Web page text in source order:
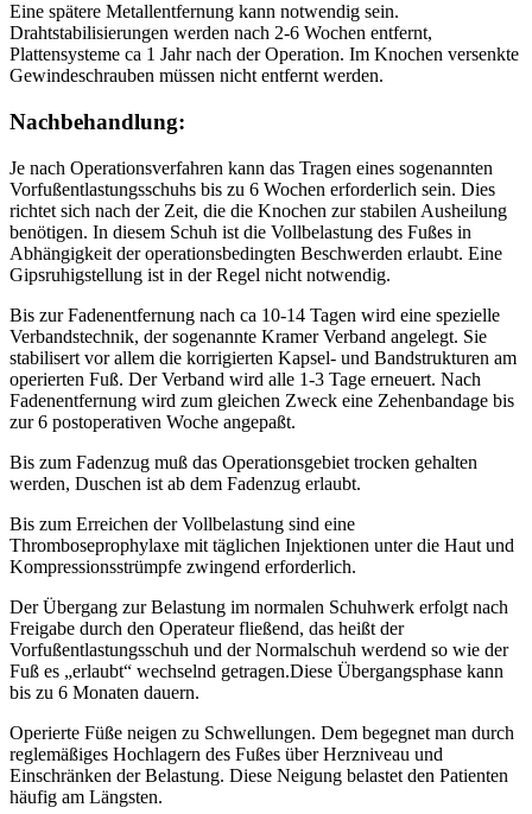
Eine spätere Metallentfernung kann notwendig sein.
Drahtstabilisierungen werden nach 2-6 Wochen entfernt,
Plattensysteme ca 1 Jahr nach der Operation. Im Knochen versenkte
Gewindeschrauben müssen nicht entfernt werden.
Nachbehandlung:
Je nach Operationsverfahren kann das Tragen eines sogenannten
Vorfußentlastungsschuhs bis zu 6 Wochen erforderlich sein. Dies
richtet sich nach der Zeit, die die Knochen zur stabilen Ausheilung
benötigen. In diesem Schuh ist die Vollbelastung des Fußes in
Abhängigkeit der operationsbedingten Beschwerden erlaubt. Eine
Gipsruhigstellung ist in der Regel nicht notwendig.
Bis zur Fadenentfernung nach ca 10-14 Tagen wird eine spezielle
Verbandstechnik, der sogenannte Kramer Verband angelegt. Sie
stabilisert vor allem die korrigierten Kapsel- und Bandstrukturen am
operierten Fuß. Der Verband wird alle 1-3 Tage erneuert. Nach
Fadenentfernung wird zum gleichen Zweck eine Zehenbandage bis
zur 6 postoperativen Woche angepaßt.
Bis zum Fadenzug muß das Operationsgebiet trocken gehalten
werden, Duschen ist ab dem Fadenzug erlaubt.
Bis zum Erreichen der Vollbelastung sind eine
Thromboseprophylaxe mit täglichen Injektionen unter die Haut und
Kompressionsstrümpfe zwingend erforderlich.
Der Übergang zur Belastung im normalen Schuhwerk erfolgt nach
Freigabe durch den Operateur fließend, das heißt der
Vorfußentlastungsschuh und der Normalschuh werdend so wie der
Fuß es „erlaubt“ wechselnd getragen.Diese Übergangsphase kann
bis zu 6 Monaten dauern.
Operierte Füße neigen zu Schwellungen. Dem begegnet man durch
reglemäßiges Hochlagern des Fußes über Herzniveau und
Einschränken der Belastung. Diese Neigung belastet den Patienten
häufig am Längsten.